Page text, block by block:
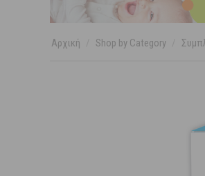
Αρχική Shop by Category